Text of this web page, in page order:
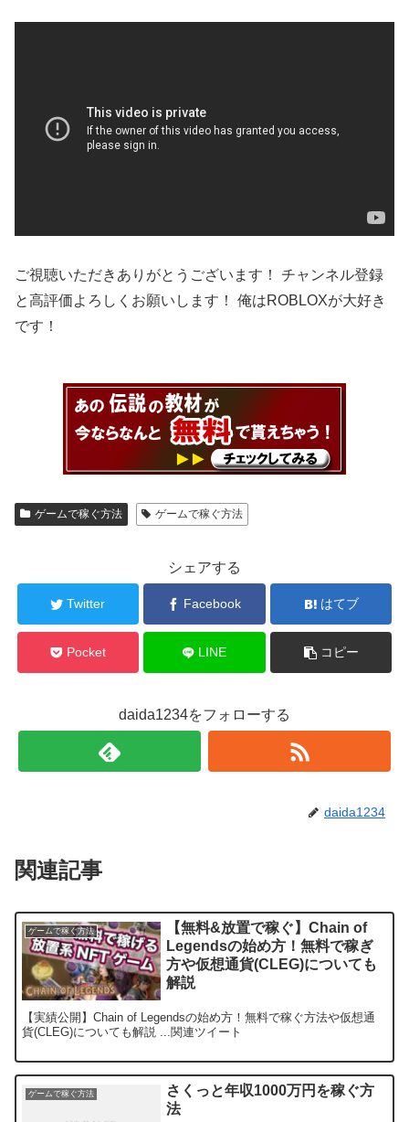
ご視聴いただきありがとうございます！ チャンネル登録
と高評価よろしくお願いします！ 俺はROBLOXが大好き
です！
ゲームで稼ぐ方法 ゲームで稼ぐ方法
シェアする
Twitter Facebook はてブ
Pocket LINE コピー
daida1234をフォローする
daida1234
関連記事
ゲームで稼ぐ方法
【無料&放置で稼ぐ】Chain of
Legendsの始め方！無料で稼ぎ
方や仮想通貨(CLEG)についても
解説
【実績公開】Chain of Legendsの始め方！無料で稼ぐ方法や仮想通
貨(CLEG)についても解説 ...関連ツイート
ゲームで稼ぐ方法
さくっと年収1000万円を稼ぐ方
法